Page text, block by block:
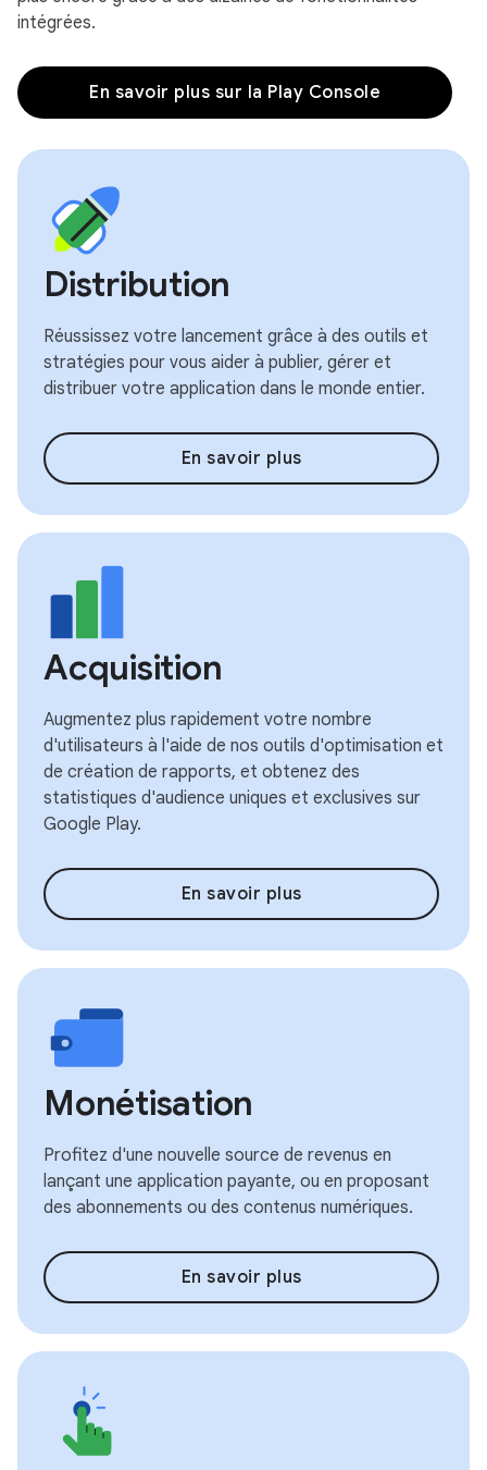
intégrées.
En savoir plus sur la Play Console
Distribution
Réussissez votre lancement grâce à des outils et
stratégies pour vous aider à publier, gérer et
distribuer votre application dans le monde entier.
En savoir plus
Acquisition
Augmentez plus rapidement votre nombre
d'utilisateurs à l'aide de nos outils d'optimisation et
de création de rapports, et obtenez des
statistiques d'audience uniques et exclusives sur
Google Play.
En savoir plus
Monétisation
Profitez d'une nouvelle source de revenus en
lançant une application payante, ou en proposant
des abonnements ou des contenus numériques.
En savoir plus